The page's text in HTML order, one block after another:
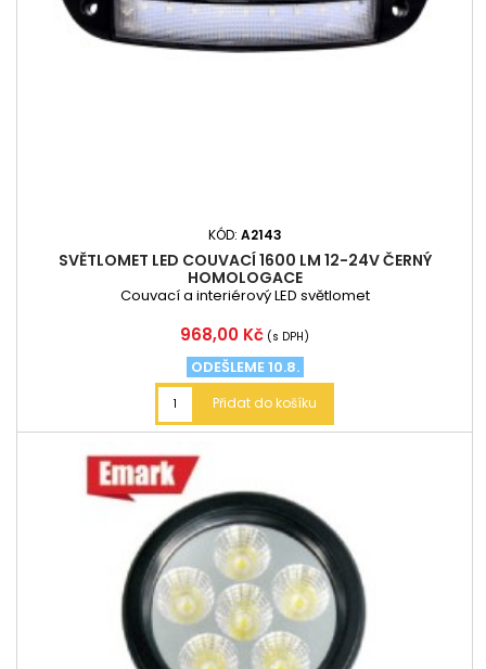
KÓD: A2143
SVĚTLOMET LED COUVACÍ 1600 LM 12-24V ČERNÝ
HOMOLOGACE
Couvací a interiérový LED světlomet
Cena
968,00 Kč (s DPH)
ODEŠLEME 10.8.
Přidat do košíku